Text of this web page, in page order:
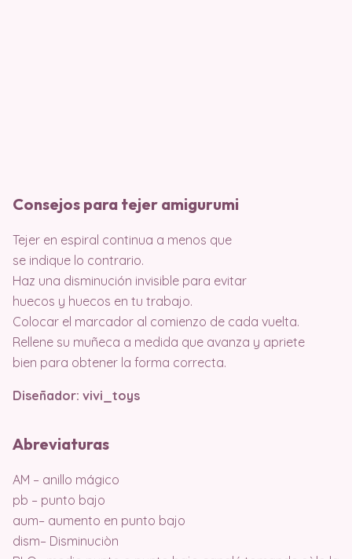
Consejos para tejer amigurumi
Tejer en espiral continua a menos que
se indique lo contrario.
Haz una disminución invisible para evitar
huecos y huecos en tu trabajo.
Colocar el marcador al comienzo de cada vuelta.
Rellene su muñeca a medida que avanza y apriete
bien para obtener la forma correcta.
Diseñador: vivi_toys
Abreviaturas
AM – anillo mágico
pb – punto bajo
aum– aumento en punto bajo
dism– Disminuciòn